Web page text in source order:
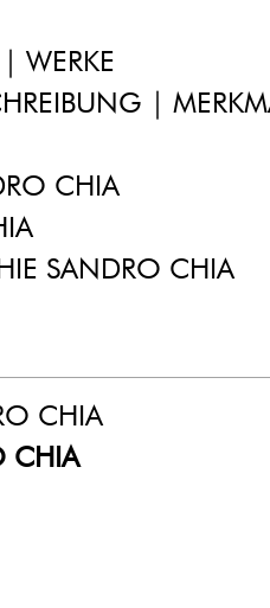
WERKE
|
CHIA
SANDRO CHIA
CHIA
CHIA